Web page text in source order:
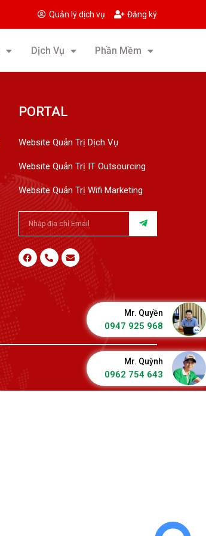
Quản lý dịch vụ Đăng ký
Dịch Vụ Phần Mềm
Mr. Quỳnh
0962 754 643
Mr. Quyền
0947 925 968
PORTAL
Website Quản Trị Dịch Vụ
Website Quản Trị IT Outsourcing
Website Quản Trị Wifi Marketing